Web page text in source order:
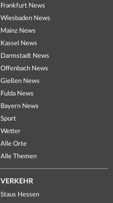
Frankfurt News
Wiesbaden News
Mainz News
Kassel News
Darmstadt News
Offenbach News
Gießen News
Fulda News
Bayern News
Sport
Wetter
Alle Orte
Alle Themen
VERKEHR
Staus Hessen